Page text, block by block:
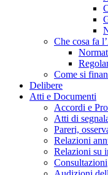
Che cosa fa
Come si
Delibere
Atti e Documenti
Accordi e
Atti di
Pareri,
Relazioni
Relazioni su
Consultazioni